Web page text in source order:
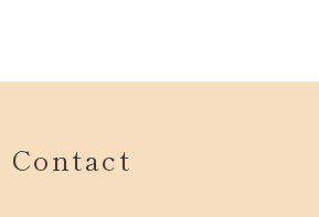
Contact